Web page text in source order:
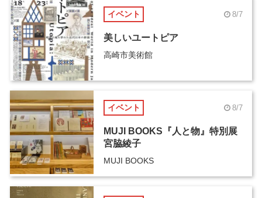
イベント 8/7
美しいユートピア
高崎市美術館
イベント 8/7
MUJI BOOKS『人と物』特別展
宮脇綾子
MUJI BOOKS